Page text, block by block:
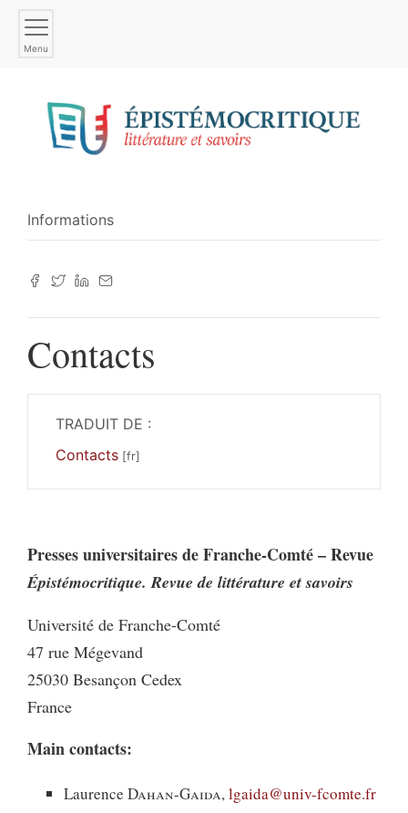
Menu
Informations
Contacts
TRADUIT DE :
Contacts
Presses universitaires de Franche-Comté – Revue
Épistémocritique. Revue de littérature et savoirs
Université de Franche-Comté
47 rue Mégevand
25030 Besançon Cedex
France
Main contacts:
Laurence Dahan-Gaida,lgaida@univ-fcomte.fr